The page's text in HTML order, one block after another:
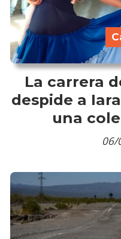
La carrera
despide a
una
06/